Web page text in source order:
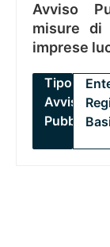
Avviso
misure di
imprese
Tipo:
Avviso
Pubblico